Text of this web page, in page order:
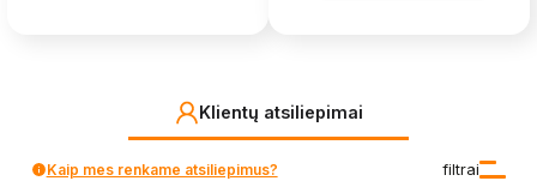
Klientų atsiliepimai
filtrai
Kaip mes renkame atsiliepimus?